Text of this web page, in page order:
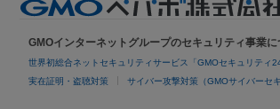
GMOインターネットグループのセキュリティ事業に
世界初総合ネットセキュリティサービス「GMOセキュリティ24
実在証明・盗聴対策 サイバー攻撃対策（GMOサイバーセ